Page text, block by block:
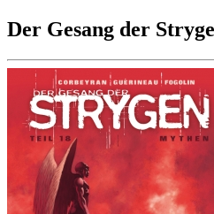
Der Gesang der